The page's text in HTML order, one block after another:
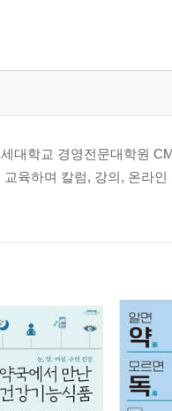
식후 30분’으로 끝나지 않
의 복약지도로 도움을 받
어야 합니다
모르겠어요
는 해열진통제
항생제
중요합니다
조절하지 마세요
마련해두세요
대학교 경영전문대학원
육하며 칼럼, 강의, 온라